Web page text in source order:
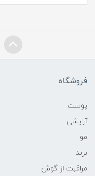
فروشگاه
پوست
آرایشی
مو
برند
مراقبت از گوش